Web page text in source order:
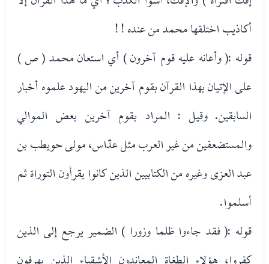
أكاذيب اختلقها محمد من عنده ! !
قوله :( وأعانه عليه قوم آخرون ) أي استعان محمد ( ص )
على الإتيان بهذا القرآن بقوم آخرين من اليهود علموه أخبار
السابقين. وقيل : المراد بقوم آخرين بعض الموالي
والمستضعفين من غير العرب مثل عدّاس، مولى حويطب بن
عبد العزى وغيره من الكتابيين الذين كانوا يقرأون التوراة ثم
أسلموا.
قوله :( فقد جاءوا ظلما وزورا ) الضمير يرجع إلى الذين
كفروا، هؤلاء الطغاة المعاندون الأشقياء الذين يهرفون